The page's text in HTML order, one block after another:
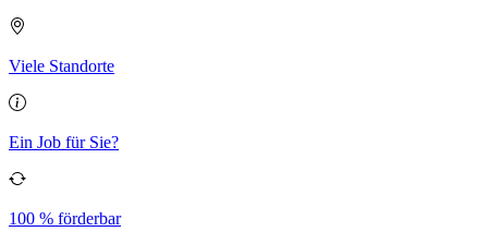
Viele Standorte
Ein Job für Sie?
100 % förderbar